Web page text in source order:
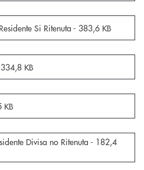
nuova finestraSi Ritenuta - 383,6 KB
finestra
334,8 KB
finestra
KB
nuova finestra
Divisa no Ritenuta - 182,4